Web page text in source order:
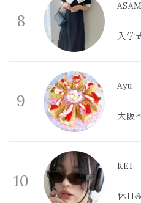
8
入学
9
Ayu
大阪
10
KEI
休日